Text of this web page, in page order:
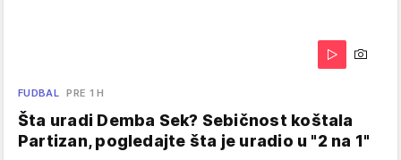
FUDBAL PRE 1 H
Šta uradi Demba Sek? Sebičnost koštala
Partizan, pogledajte šta je uradio u "2 na 1"